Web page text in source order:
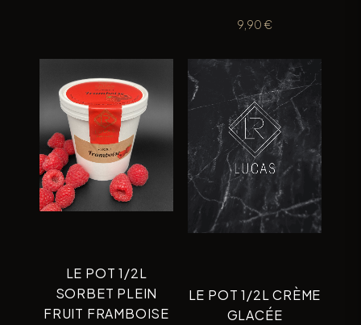
9,90 €
LE POT 1/2L
SORBET PLEIN
FRUIT FRAMBOISE
LE POT 1/2L CRÈME
GLACÉE